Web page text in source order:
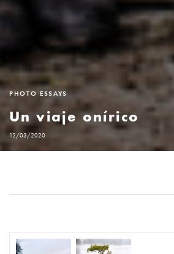
PHOTO ESSAYS
Un viaje onírico
12/03/2020